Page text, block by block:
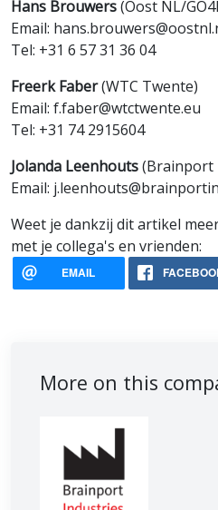
Hans Brouwers(Oost NL/
Email:
Tel: +31 6 57 31 36 04
Freerk Faber(WTC Twente)
Email: f.faber@wtctwente.eu
Tel: +31 74 2915604
Jolanda Leenhouts(Brainport
Email:
Weet je dankzij dit artikel
met je collega's en vrienden:
EMAIL
More on this